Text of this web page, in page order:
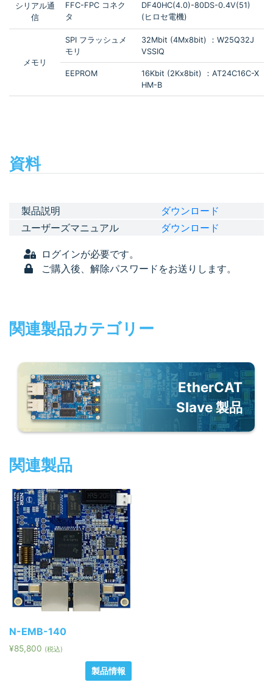
シリアル通
信
FFC-FPC コネク
タ
DF40HC(4.0)-80DS-0.4V(51)
(ヒロセ電機)
メモリ
SPI フラッシュメ
モリ
32Mbit (4Mx8bit) ：W25Q32J
VSSIQ
EEPROM
16Kbit (2Kx8bit) ：AT24C16C-X
HM-B
資料
製品説明
ダウンロード
ユーザーズマニュアル
ダウンロード
ログインが必要です。
ご購入後、解除パスワードをお送りします。
関連製品カテゴリー
EtherCAT
Slave 製品
関連製品
N-EMB-140
¥85,800 (税込)
製品情報